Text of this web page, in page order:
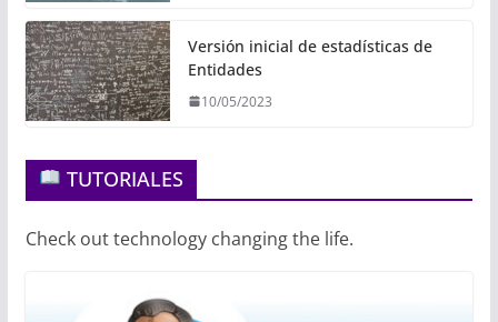
Versión inicial de estadísticas de
Entidades
10/05/2023
TUTORIALES
Check out technology changing the life.